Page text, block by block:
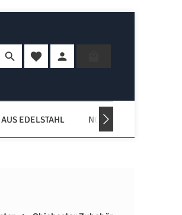
Du hast 0 Produkte auf dem Merkzettel
EDELSTAHL NORDISCHE KÜCHEN